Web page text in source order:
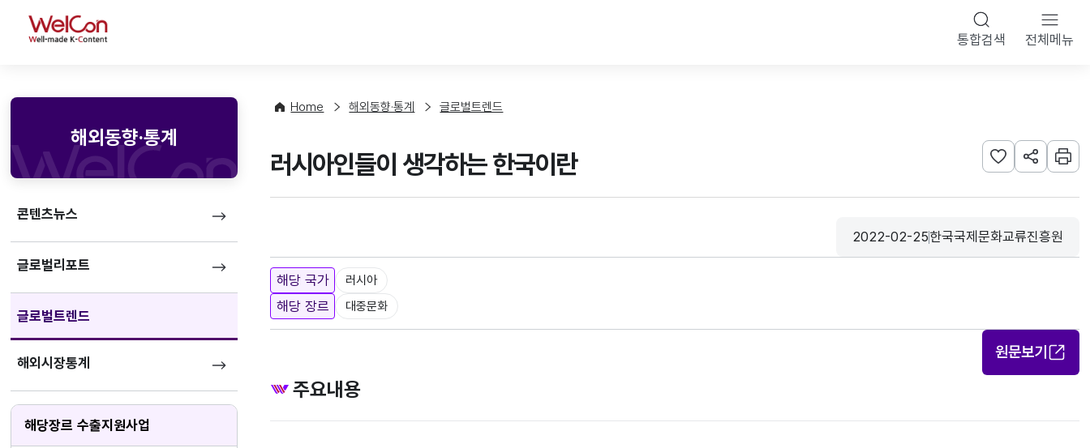
WelCon 통합검색 전체메뉴
해외동향·통계
콘텐츠뉴스
글로벌리포트
글로벌트렌드
해외시장통계
해당장르 수출지원사업
Home 해외동향·통계 글로벌트렌드
러시아인들이 생각하는 한국이란 관심사 등록하기
URL 공유하
인쇄
등록일
2022-02-25
수집기관
한국국제문화교류진흥원
해당 국가 러시아
해당 장르 대중문화
원문보기
주요내용